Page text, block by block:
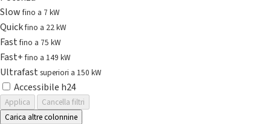
Slowfino a 7 kW
Quickfino a 22 kW
Fastfino a 75 kW
Fast+fino a 149 kW
Ultrafast superiori a 150 kW
Accessibile h24
Applica
Cancella filtri
Carica altre colonnine